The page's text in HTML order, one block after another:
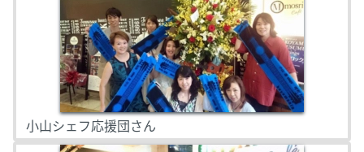
小山シェフ応援団さん